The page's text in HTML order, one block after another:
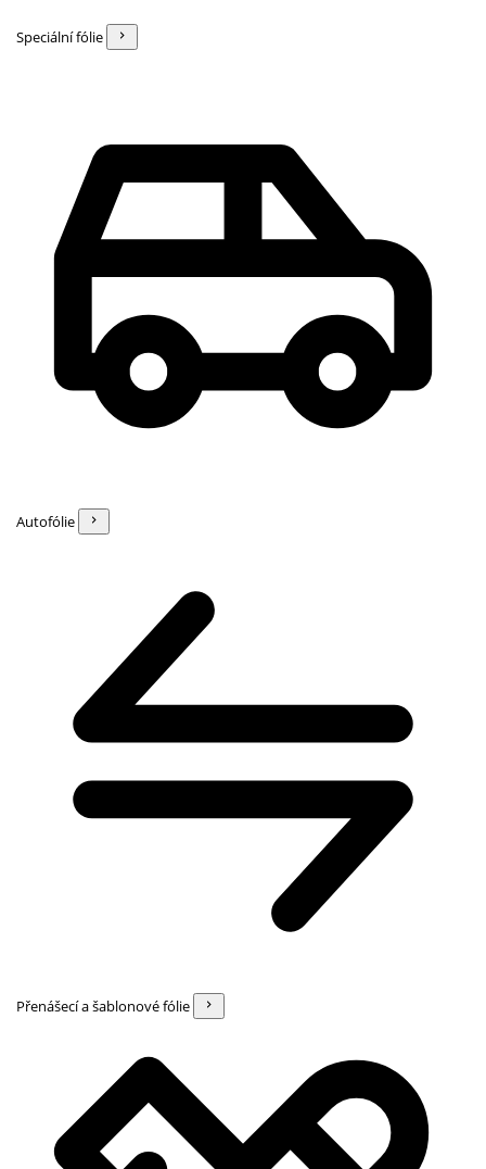
Speciální fólie
Autofólie
Přenášecí a šablonové fólie